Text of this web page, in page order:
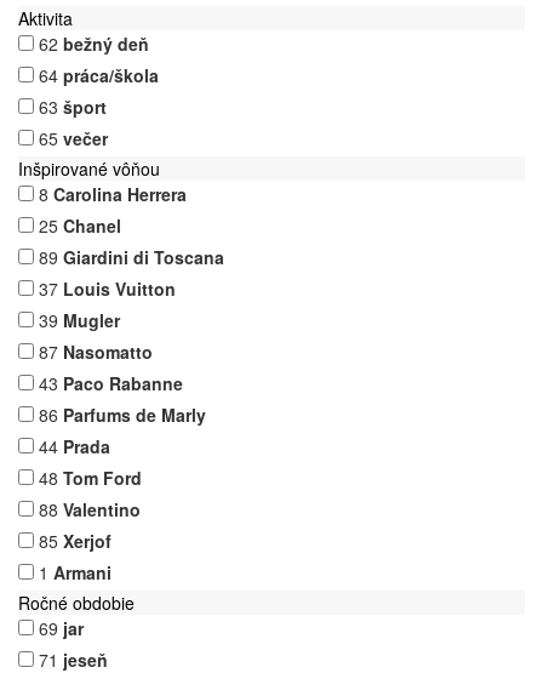
Aktivita
62 bežný deň
64 práca/škola
63 šport
65 večer
Inšpirované vôňou
8 Carolina Herrera
25 Chanel
89 Giardini di Toscana
37 Louis Vuitton
39 Mugler
87 Nasomatto
43 Paco Rabanne
86 Parfums de Marly
44 Prada
48 Tom Ford
88 Valentino
85 Xerjof
1 Armani
Ročné obdobie
69 jar
71 jeseň